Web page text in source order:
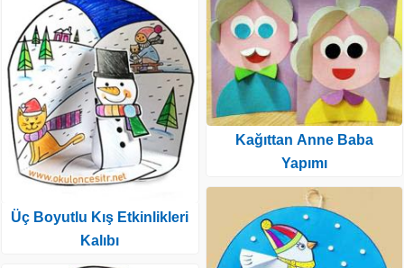
Üç Boyutlu Kış Etkinlikleri
Kalıbı
Kağıttan Anne Baba
Yapımı